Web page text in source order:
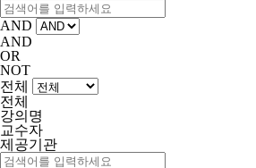
AND
AND
OR
NOT
전체
전체
강의명
교수자
제공기관